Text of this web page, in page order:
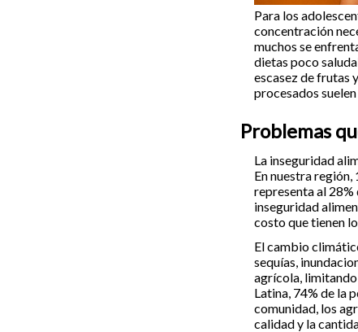
Para los
concentración
muchos se
dietas poco
escasez de frutas
procesados
Problemas
La inseguridad
En nuestra región,
representa al 28%
inseguridad
costo que tienen
El cambio
sequías,
agrícola,
Latina, 74% de la
comunidad, los
calidad y la